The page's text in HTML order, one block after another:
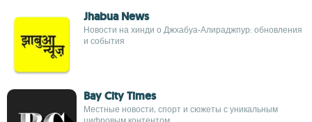
Jhabua News
Новости на хинди о Джхабуа-Алираджпур: обновления
и события
Bay City Times
Местные новости, спорт и сюжеты с уникальным